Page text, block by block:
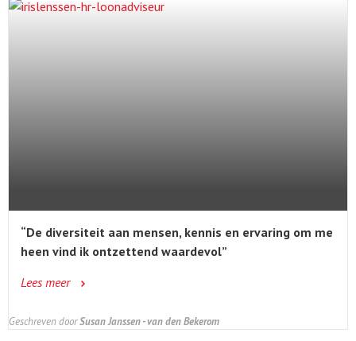
“De diversiteit aan mensen, kennis en ervaring om me
heen vind ik ontzettend waardevol”
Lees meer
Geschreven doorSusan Janssen - van den Bekerom